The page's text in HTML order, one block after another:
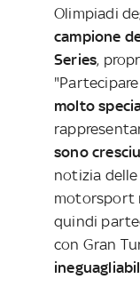
Olimpiadi
campione
Series,
molto
sono
notizia
motorsport
quindi
con Gran